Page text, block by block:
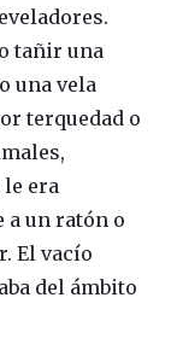
tañir una
una vela
terquedad o
le era
a un ratón o
El vacío
del ámbito